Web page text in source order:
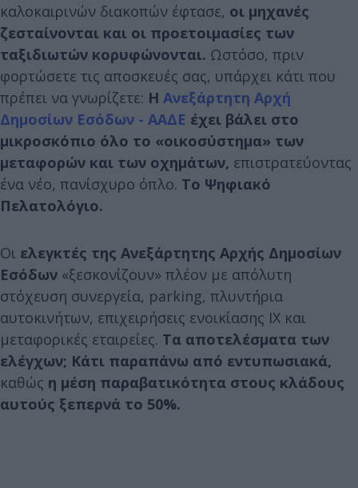
καλοκαιρινών διακοπών έφτασε, οι μηχανές
ζεσταίνονται και οι προετοιμασίες των
ταξιδιωτών κορυφώνονται. Ωστόσο, πριν
φορτώσετε τις αποσκευές σας, υπάρχει κάτι που
πρέπει να γνωρίζετε: H Ανεξάρτητη Αρχή
Δημοσίων Εσόδων - ΑΑΔΕ έχει βάλει στο
μικροσκόπιο όλο το «οικοσύστημα» των
μεταφορών και των οχημάτων, επιστρατεύοντας
ένα νέο, πανίσχυρο όπλο. Το Ψηφιακό
Πελατολόγιο.
Οι ελεγκτές της Ανεξάρτητης Αρχής Δημοσίων
Εσόδων «ξεσκονίζουν» πλέον με απόλυτη
στόχευση συνεργεία, parking, πλυντήρια
αυτοκινήτων, επιχειρήσεις ενοικίασης ΙΧ και
μεταφορικές εταιρείες. Τα αποτελέσματα των
ελέγχων; Κάτι παραπάνω από εντυπωσιακά,
καθώς η μέση παραβατικότητα στους κλάδους
αυτούς ξεπερνά το 50%.